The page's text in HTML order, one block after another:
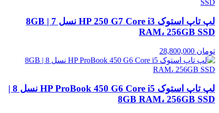
لپ تاپ استوک HP 250 G7 Core i3 نسل 7 | 8GB
RAM، 256GB SSD
تومان
لپ تاپ استوک HP ProBook 450 G6 Core i5 نسل 8 |
8GB RAM، 256GB SSD